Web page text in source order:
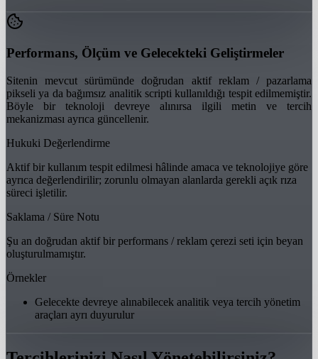
Performans, Ölçüm ve Gelecekteki Geliştirmeler
Sitenin mevcut sürümünde doğrudan aktif reklam / pazarlama
pikseli ya da bağımsız analitik scripti kullanıldığı tespit edilmemiştir.
Böyle bir teknoloji devreye alınırsa ilgili metin ve tercih
mekanizması ayrıca güncellenir.
Hukuki Değerlendirme
Aktif bir kullanım tespit edilmesi hâlinde amaca ve teknolojiye göre
ayrıca değerlendirilir; zorunlu olmayan alanlarda gerekli açık rıza
süreci işletilir.
Saklama / Süre Notu
Şu an doğrudan aktif bir performans / reklam çerezi seti için beyan
oluşturulmamıştır.
Örnekler
Gelecekte devreye alınabilecek analitik veya tercih yönetim
araçları ayrı duyurulur